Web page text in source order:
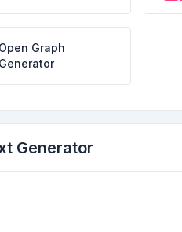
Open Graph
Generator
Generator